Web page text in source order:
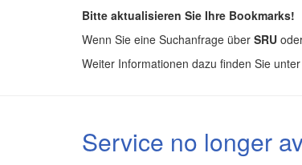
Bitte aktualisieren Sie Ihre Bookmarks!
Wenn Sie eine Suchanfrage über SRU
Weiter Informationen dazu finden Sie
Service no longer